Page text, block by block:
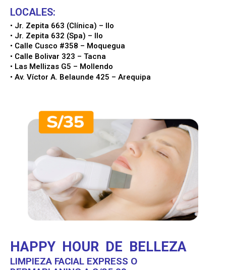
LOCALES:
• Jr. Zepita 663 (Clínica) – Ilo
• Jr. Zepita 632 (Spa) – Ilo
• Calle Cusco #358 – Moquegua
• Calle Bolivar 323 – Tacna
• Las Mellizas G5 – Mollendo
• Av. Víctor A. Belaunde 425 – Arequipa
HAPPY HOUR DE BELLEZA
LIMPIEZA FACIAL EXPRESS O